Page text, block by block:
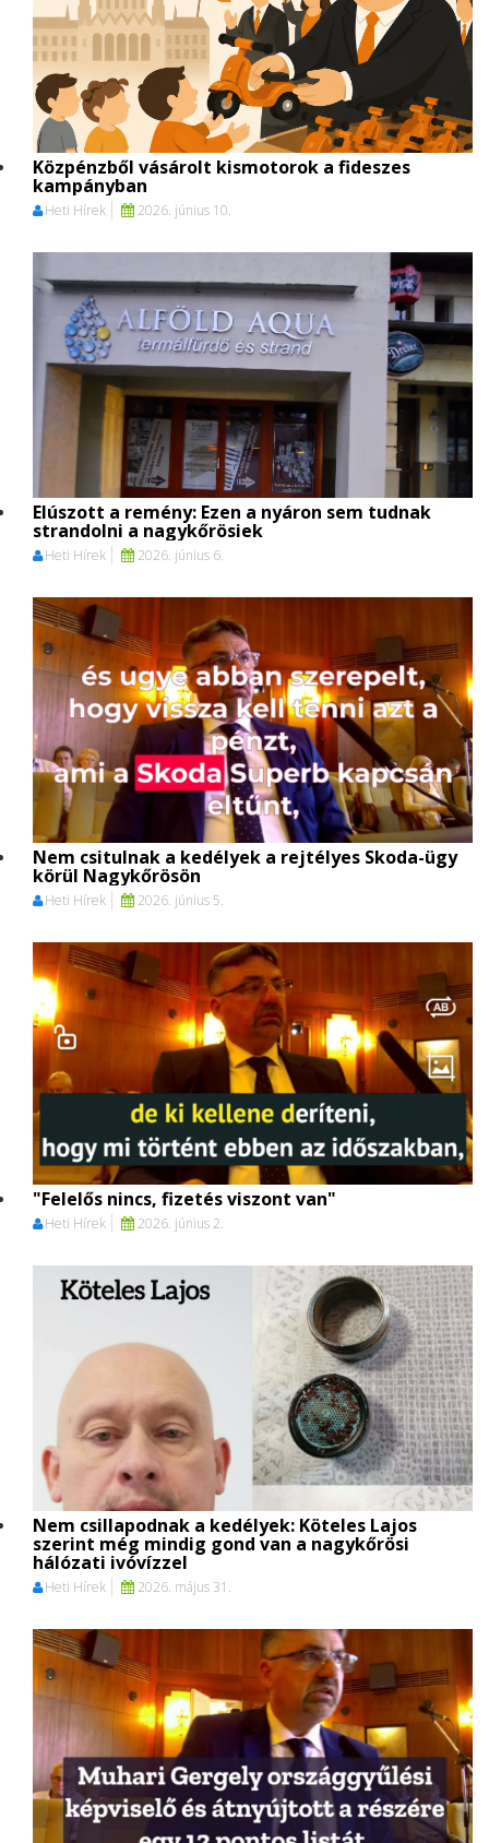
Közpénzből vásárolt kismotorok a fideszes
kampányban
Heti Hírek 2026. június 10.
Elúszott a remény: Ezen a nyáron sem tudnak
strandolni a nagykőrösiek
Heti Hírek 2026. június 6.
Nem csitulnak a kedélyek a rejtélyes Skoda-ügy
körül Nagykőrösön
Heti Hírek 2026. június 5.
"Felelős nincs, fizetés viszont van"
Heti Hírek 2026. június 2.
Nem csillapodnak a kedélyek: Köteles Lajos
szerint még mindig gond van a nagykőrösi
hálózati ivóvízzel
Heti Hírek 2026. május 31.